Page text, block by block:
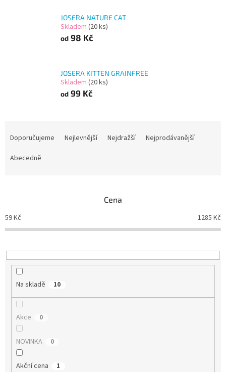
JOSERA NATURE CAT
Skladem (20 ks)
od 98 Kč
JOSERA KITTEN GRAINFREE
Skladem (20 ks)
od 99 Kč
o
d
k
t
Doporučujeme Nejlevnější Nejdražší
Nejprodávanější
Abecedně
Cena
59Kč 1285 Kč
Na skladě 10
Akce 0
NOVINKA 0
Akční cena 1